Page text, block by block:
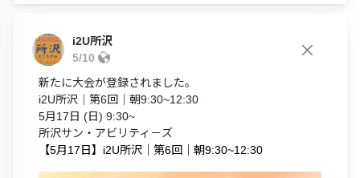
i2U所沢
5/10
新たに大会が登録されました。
i2U所沢｜第6回｜朝9:30~12:30
5月17日 (日) 9:30~
所沢サン・アビリティ－ズ
【5月17日】i2U所沢｜第6回｜朝9:30~12:30